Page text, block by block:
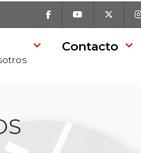
Facebook Youtube
Contacto